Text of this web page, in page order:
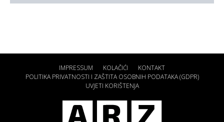
IMPRESSUM KOLAČIĆI
KONTAKT
POLITIKA PRIVATNOSTI I ZAŠTITA OSOBNIH PODATAKA (GDPR)
UVJETI KORIŠTENJA